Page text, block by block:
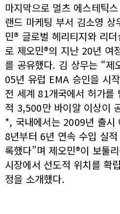
마지막으로 멀츠 에스테틱
랜드 마케팅 부서 김소영 상
민® 글로벌 헤리티지와 리더
로 제오민®의 지난 20년 여
를 공유했다. 김 상무는 “제
05년 유럽 EMA 승인을 시
전 세계 81개국에서 허가를
적 3,500만 바이알 이상이
*, 국내에서는 2009년 출시
8년부터 6년 연속 수입 실
록했다”며 제오민®이 보툴
시장에서 선도적 위치를 확
정을 소개했다.